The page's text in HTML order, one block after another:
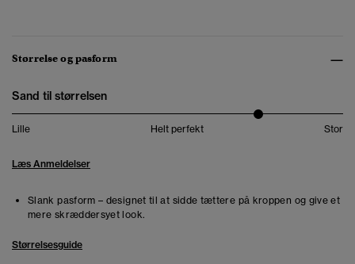
Størrelse og pasform
Sand til størrelsen
Lille Helt perfekt Stor
Læs Anmeldelser
Slank pasform – designet til at sidde tættere på kroppen og give et
mere skræddersyet look.
Størrelsesguide